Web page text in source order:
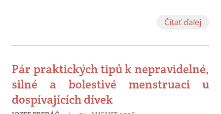
Čítať ďalej
Pár praktických tipů k nepravidelné,
silné a bolestivé menstruaci u
dospívajících dívek